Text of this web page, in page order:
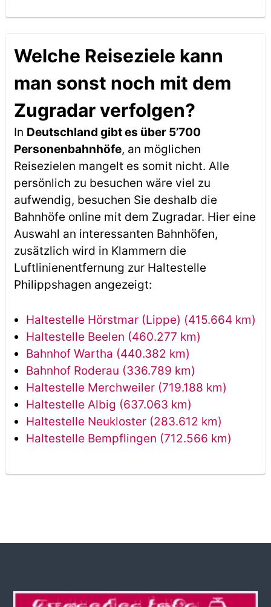
Welche Reiseziele kann
man sonst noch mit dem
Zugradar verfolgen?
In Deutschland gibt es über 5’700
Personenbahnhöfe, an möglichen
Reisezielen mangelt es somit nicht. Alle
persönlich zu besuchen wäre viel zu
aufwendig, besuchen Sie deshalb die
Bahnhöfe online mit dem Zugradar. Hier eine
Auswahl an interessanten Bahnhöfen,
zusätzlich wird in Klammern die
Luftlinienentfernung zur Haltestelle
Philippshagen angezeigt:
Haltestelle Hörstmar (Lippe) (415.664 km)
Haltestelle Beelen (460.277 km)
Bahnhof Wartha (440.382 km)
Bahnhof Roderau (336.789 km)
Haltestelle Merchweiler (719.188 km)
Haltestelle Albig (637.063 km)
Haltestelle Neukloster (283.612 km)
Haltestelle Bempflingen (712.566 km)